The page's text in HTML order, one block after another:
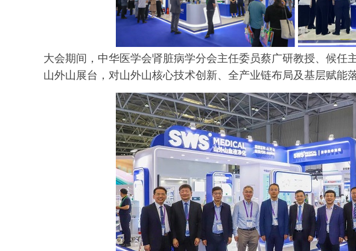
大会期间，中华医学会肾脏病学分会主任委员蔡广研教授、候任
山外山展台，对山外山核心技术创新、全产业链布局及基层赋能